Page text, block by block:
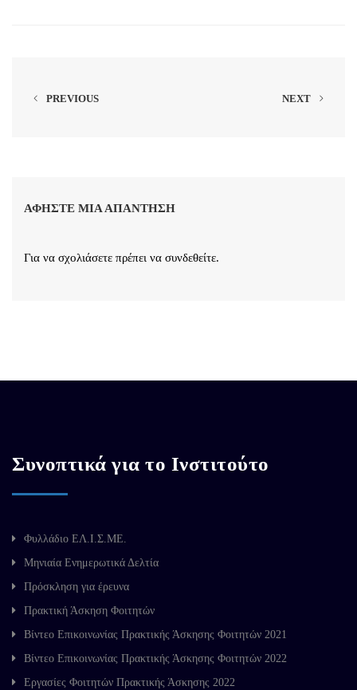
PREVIOUS NEXT
ΑΦΉΣΤΕ ΜΙΑ ΑΠΆΝΤΗΣΗ
Για να σχολιάσετε πρέπει να συνδεθείτε.
Συνοπτικά για το Ινστιτούτο
Φυλλάδιο ΕΛ.Ι.Σ.ΜΕ.
Μηνιαία Ενημερωτικά Δελτία
Πρόσκληση για έρευνα
Πρακτική Άσκηση Φοιτητών
Βίντεο Επικοινωνίας Πρακτικής Άσκησης Φοιτητών 2021
Βίντεο Επικοινωνίας Πρακτικής Άσκησης Φοιτητών 2022
Εργασίες Φοιτητών Πρακτικής Άσκησης 2022